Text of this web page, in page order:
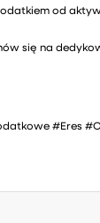
od
się na
#Eres